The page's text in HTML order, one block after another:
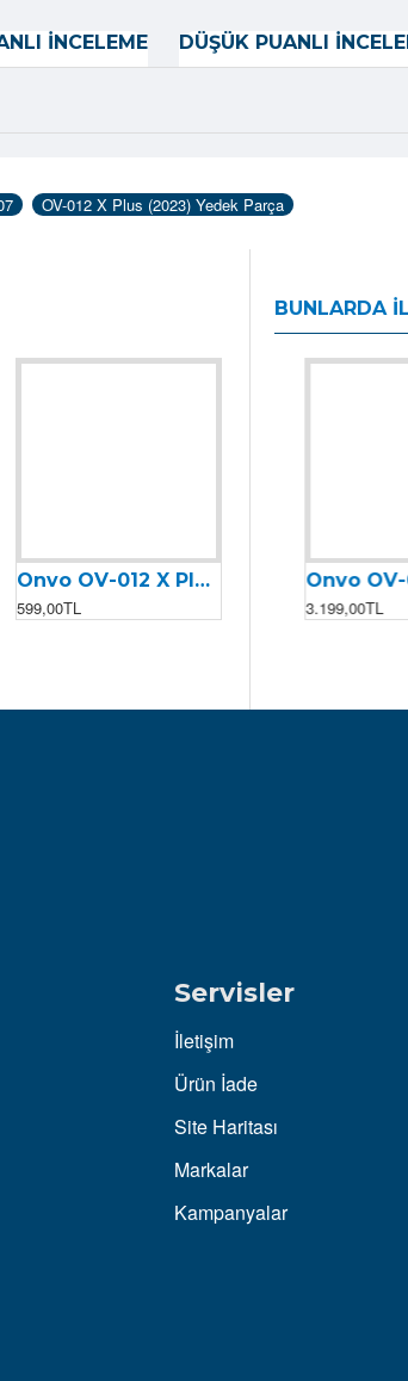
İNCELEME DÜŞÜK PUANLI
OV-012 X Plus (2023) Yedek Parça
Onvo OV-012 X Plus (2023) Arka Fren Teli
599,00TL
BUNLARDA
Onvo OV-011 Motor Kontrolcüsü (Beyin)
2.399,00TL
3.199,00TL
Servisler
İletişim
Ürün İade
Site Haritası
Markalar
Kampanyalar